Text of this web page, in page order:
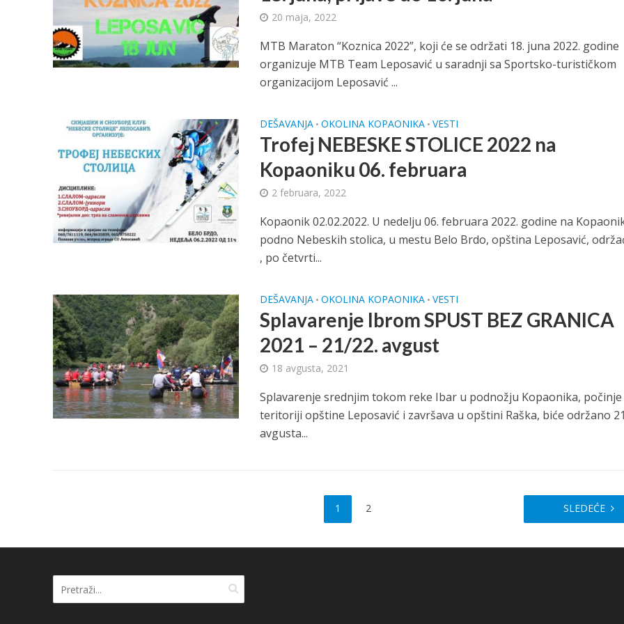
20 maja, 2022
MTB Maraton “Koznica 2022”, koji će se održati 18. juna 2022. godine
organizuje MTB Team Leposavić u saradnji sa Sportsko-turističkom
organizacijom Leposavić ...
DEŠAVANJA • OKOLINA KOPAONIKA • VESTI
Trofej NEBESKE STOLICE 2022 na
Kopaoniku 06. februara
2 februara, 2022
Kopaonik 02.02.2022. U nedelju 06. februara 2022. godine na
podno Nebeskih stolica, u mestu Belo Brdo, opština Leposavić,
, po četvrti...
DEŠAVANJA • OKOLINA KOPAONIKA • VESTI
Splavarenje Ibrom SPUST BEZ GRANICA
2021 – 21/22. avgust
18 avgusta, 2021
Splavarenje srednjim tokom reke Ibar u podnožju Kopaonika, počinje
teritoriji opštine Leposavić i završava u opštini Raška, biće održano
avgusta...
1 2 SLEDEĆE